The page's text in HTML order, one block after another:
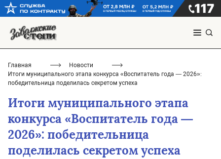
Главная
Новости
Итоги муниципального этапа конкурса «Воспитатель года — 2026»:
победительница поделилась секретом успеха
Итоги муниципального этапа
конкурса «Воспитатель года —
2026»: победительница
поделилась секретом успеха